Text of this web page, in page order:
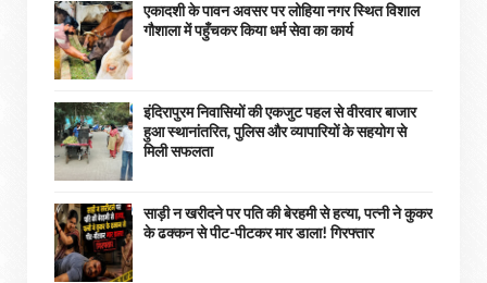
एकादशी के पावन अवसर पर लोहिया नगर स्थित विशाल
गौशाला में पहुँचकर किया धर्म सेवा का कार्य
इंदिरापुरम निवासियों की एकजुट पहल से वीरवार बाजार
हुआ स्थानांतरित, पुलिस और व्यापारियों के सहयोग से
मिली सफलता
साड़ी न खरीदने पर पति की बेरहमी से हत्या, पत्नी ने कुकर
के ढक्कन से पीट-पीटकर मार डाला! गिरफ्तार